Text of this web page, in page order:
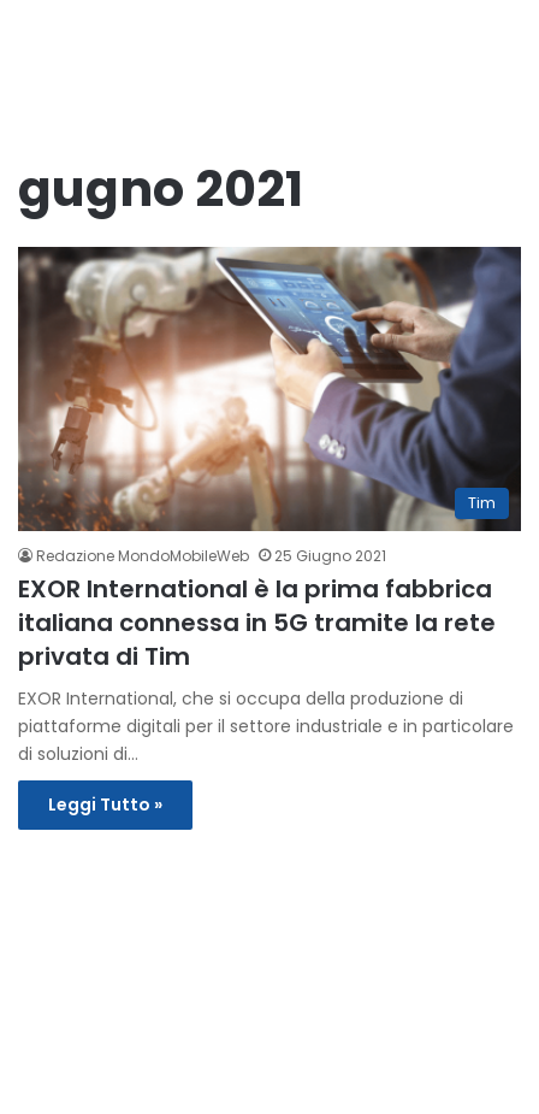
gugno 2021
Tim
Redazione MondoMobileWeb 25 Giugno 2021
EXOR International è la prima fabbrica
italiana connessa in 5G tramite la rete
privata di Tim
EXOR International, che si occupa della produzione di
piattaforme digitali per il settore industriale e in particolare
di soluzioni di…
Leggi Tutto »